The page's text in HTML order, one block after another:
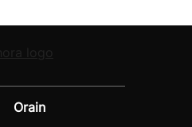
Orain